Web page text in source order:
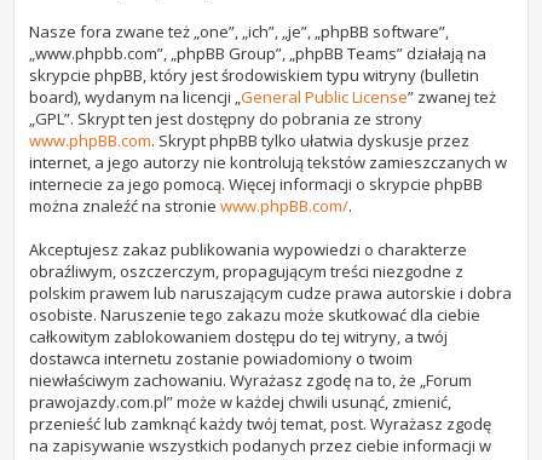
Nasze fora zwane też „one”, „ich”, „je”, „phpBB software”,
„www.phpbb.com”, „phpBB Group”, „phpBB Teams” działają na
skrypcie phpBB, który jest środowiskiem typu witryny (bulletin
board), wydanym na licencji „General Public License” zwanej też
„GPL”. Skrypt ten jest dostępny do pobrania ze strony
www.phpBB.com. Skrypt phpBB tylko ułatwia dyskusje przez
internet, a jego autorzy nie kontrolują tekstów zamieszczanych w
internecie za jego pomocą. Więcej informacji o skrypcie phpBB
można znaleźć na stroniewww.phpBB.com/.
Akceptujesz zakaz publikowania wypowiedzi o charakterze
obraźliwym, oszczerczym, propagującym treści niezgodne z
polskim prawem lub naruszającym cudze prawa autorskie i dobra
osobiste. Naruszenie tego zakazu może skutkować dla ciebie
całkowitym zablokowaniem dostępu do tej witryny, a twój
dostawca internetu zostanie powiadomiony o twoim
niewłaściwym zachowaniu. Wyrażasz zgodę na to, że „Forum
prawojazdy.com.pl” może w każdej chwili usunąć, zmienić,
przenieść lub zamknąć każdy twój temat, post. Wyrażasz zgodę
na zapisywanie wszystkich podanych przez ciebie informacji w